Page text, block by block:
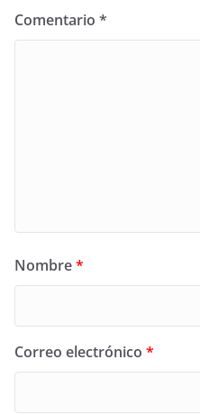
Comentario *
Nombre*
Correo electrónico *